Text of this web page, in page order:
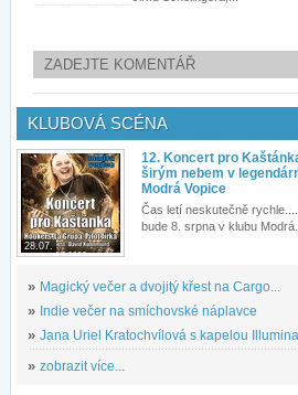
ZADEJTE KOMENTÁŘ
KLUBOVÁ SCÉNA
28.07.
12. Koncert pro
širým nebem v
Modrá Vopice
Čas letí neskutečně
bude 8. srpna v klubu Modrá...
» Magický večer a dvojitý křest na Cargo...
» Indie večer na smíchovské náplavce
» Jana Uriel Kratochvílová s kapelou
» zobrazit více...